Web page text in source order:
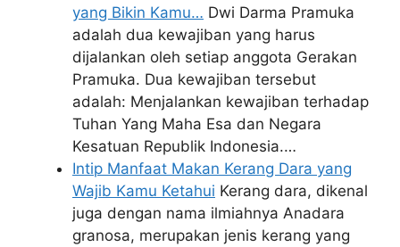
yang Bikin Kamu… Dwi Darma Pramuka
adalah dua kewajiban yang harus
dijalankan oleh setiap anggota Gerakan
Pramuka. Dua kewajiban tersebut
adalah: Menjalankan kewajiban terhadap
Tuhan Yang Maha Esa dan Negara
Kesatuan Republik Indonesia.…
Intip Manfaat Makan Kerang Dara yang
Wajib Kamu Ketahui Kerang dara, dikenal
juga dengan nama ilmiahnya Anadara
granosa, merupakan jenis kerang yang